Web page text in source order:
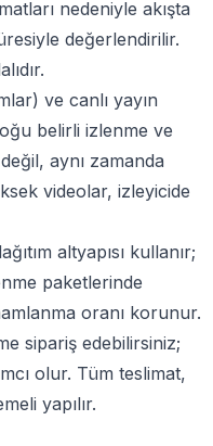
nedeniyle akışta
değerlendirilir.
ve canlı yayın
belirli izlenme ve
aynı zamanda
videolar, izleyicide
altyapısı kullanır;
paketlerinde
oranı korunur.
sipariş edebilirsiniz;
olur. Tüm teslimat,
yapılır.